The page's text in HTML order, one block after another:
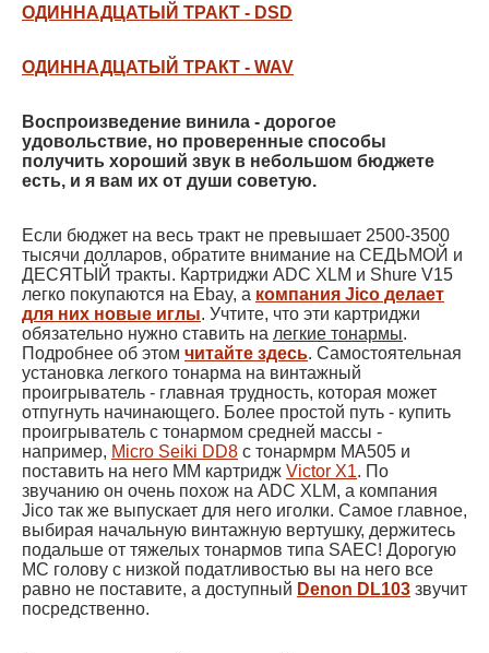
ОДИННАДЦАТЫЙ ТРАКТ - DSD
ОДИННАДЦАТЫЙ ТРАКТ - WAV
Воспроизведение винила - дорогое
удовольствие, но проверенные способы
получить хороший звук в небольшом бюджете
есть, и я вам их от души советую.
Если бюджет на весь тракт не превышает 2500-3500
тысячи долларов, обратите внимание на СЕДЬМОЙ и
ДЕСЯТЫЙ тракты. Картриджи ADC XLM и Shure V15
легко покупаются на Ebay, а компания Jico делает
для них новые иглы. Учтите, что эти картриджи
обязательно нужно ставить на легкие тонармы.
Подробнее об этом читайте здесь. Самостоятельная
установка легкого тонарма на винтажный
проигрыватель - главная трудность, которая может
отпугнуть начинающего. Более простой путь - купить
проигрыватель с тонармом средней массы -
например, Micro Seiki DD8 с тонармрм MA505 и
поставить на него ММ картридж Victor X1. По
звучанию он очень похож на ADC XLM, а компания
Jico так же выпускает для него иголки. Самое главное,
выбирая начальную винтажную вертушку, держитесь
подальше от тяжелых тонармов типа SAEC! Дорогую
МС голову с низкой податливостью вы на него все
равно не поставите, а доступный Denon DL103 звучит
посредственно.